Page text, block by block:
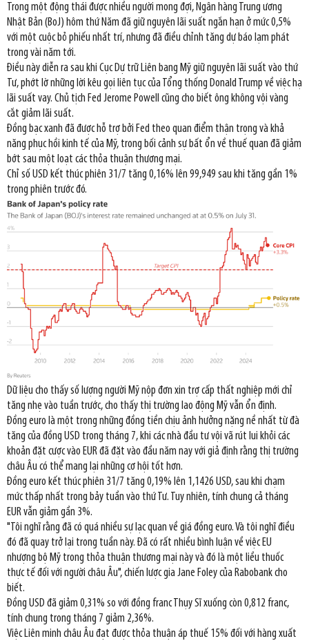
Trong một động thái được nhiều người mong đợi, Ngân hàng Trung ương
Nhật Bản (BoJ) hôm thứ Năm đã giữ nguyên lãi suất ngắn hạn ở mức 0,5%
với một cuộc bỏ phiếu nhất trí, nhưng đã điều chỉnh tăng dự báo lạm phát
trong vài năm tới.
Điều này diễn ra sau khi Cục Dự trữ Liên bang Mỹ giữ nguyên lãi suất vào thứ
Tư, phớt lờ những lời kêu gọi liên tục của Tổng thống Donald Trump về việc hạ
lãi suất vay. Chủ tịch Fed Jerome Powell cũng cho biết ông không vội vàng
cắt giảm lãi suất.
Đồng bạc xanh đã được hỗ trợ bởi Fed theo quan điểm thận trọng và khả
năng phục hồi kinh tế của Mỹ, trong bối cảnh sự bất ổn về thuế quan đã giảm
bớt sau một loạt các thỏa thuận thương mại.
Chỉ số USD kết thúc phiên 31/7 tăng 0,16% lên 99,949 sau khi tăng gần 1%
trong phiên trước đó.
Dữ liệu cho thấy số lượng người Mỹ nộp đơn xin trợ cấp thất nghiệp mới chỉ
tăng nhẹ vào tuần trước, cho thấy thị trường lao động Mỹ vẫn ổn định.
Đồng euro là một trong những đồng tiền chịu ảnh hưởng nặng nề nhất từ đà
tăng của đồng USD trong tháng 7, khi các nhà đầu tư vội vã rút lui khỏi các
khoản đặt cược vào EUR đã đặt vào đầu năm nay với giả định rằng thị trường
châu Âu có thể mang lại những cơ hội tốt hơn.
Đồng euro kết thúc phiên 31/7 tăng 0,19% lên 1,1426 USD, sau khi chạm
mức thấp nhất trong bảy tuần vào thứ Tư. Tuy nhiên, tính chung cả tháng
EUR vẫn giảm gần 3%.
"Tôi nghĩ rằng đã có quá nhiều sự lạc quan về giá đồng euro. Và tôi nghĩ điều
đó đã quay trở lại trong tuần này. Đã có rất nhiều bình luận về việc EU
nhượng bộ Mỹ trong thỏa thuận thương mại này và đó là một liều thuốc
thực tế đối với người châu Âu", chiến lược gia Jane Foley của Rabobank cho
biết.
Đồng USD đã giảm 0,31% so với đồng franc Thụy Sĩ xuống còn 0,812 franc,
tính chung trong tháng 7 giảm 2,36%.
Việc Liên minh châu Âu đạt được thỏa thuận áp thuế 15% đối với hàng xuất